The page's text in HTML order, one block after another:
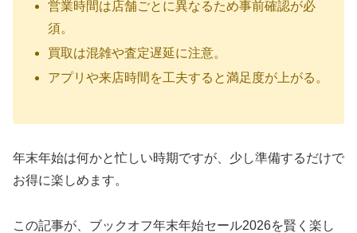
営業時間は店舗ごとに異なるため事前確認が必
須。
買取は混雑や査定遅延に注意。
アプリや来店時間を工夫すると満足度が上がる。
年末年始は何かと忙しい時期ですが、少し準備するだけで
お得に楽しめます。
この記事が、ブックオフ年末年始セール2026を賢く楽し